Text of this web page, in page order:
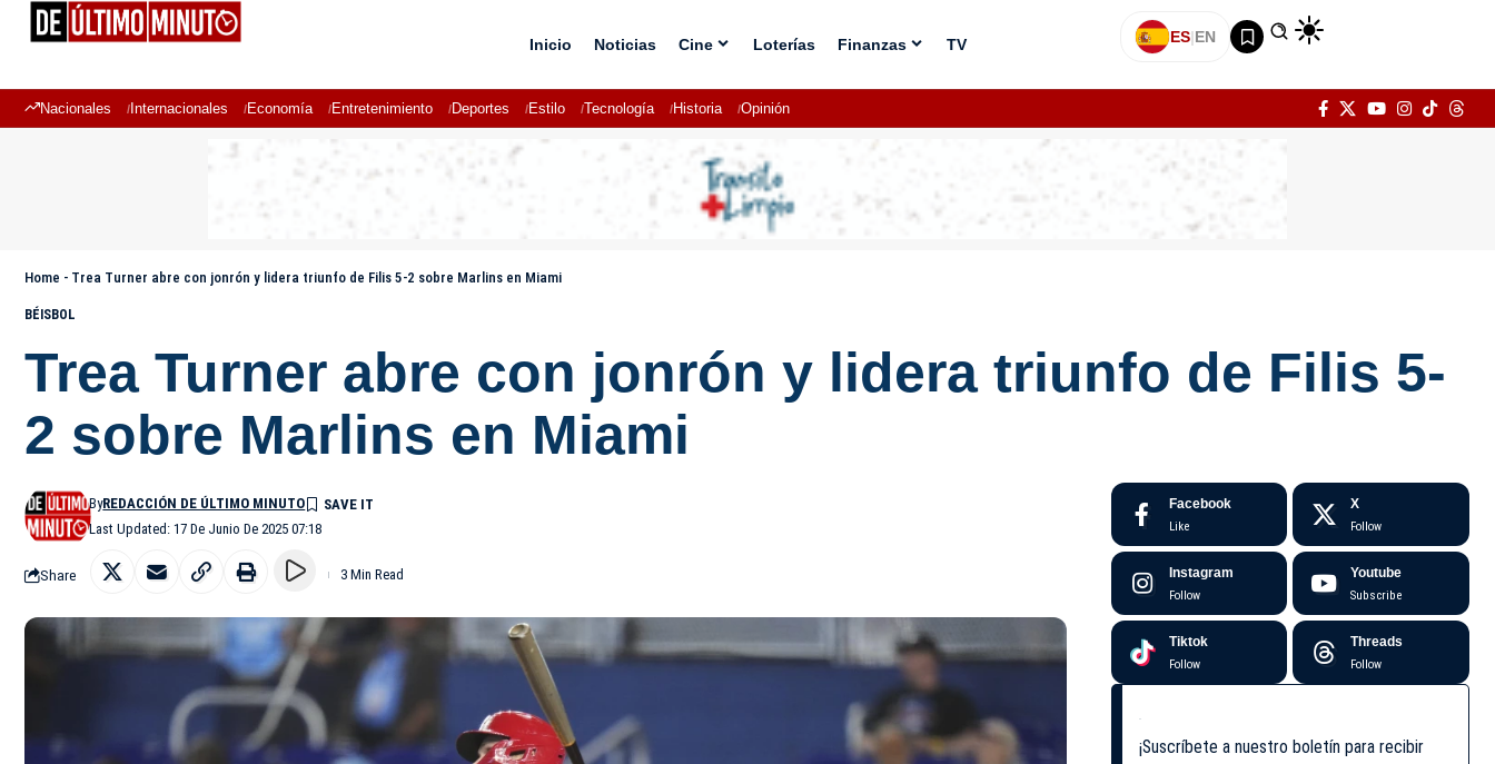
Inicio Noticias Cine Loterías Finanzas TV ES|EN
Nacionales Internacionales Economía Entretenimiento Deportes Estilo Tecnología Historia Opinión
Home - Trea Turner abre con jonrón y lidera triunfo de Filis 5-2 sobre Marlins en Miami
BÉISBOL
Trea Turner abre con jonrón y lidera triunfo de Filis 5-
2 sobre Marlins en Miami
Last Updated: 17 De Junio De 2025 07:18
ByREDACCIÓN DE ÚLTIMO MINUTO
Share 3 Min Read
Facebook
Like
X
Follow
Instagram
Follow
Youtube
Subscribe
Tiktok
Follow
Threads
Follow
¡Suscríbete a nuestro boletín para recibir